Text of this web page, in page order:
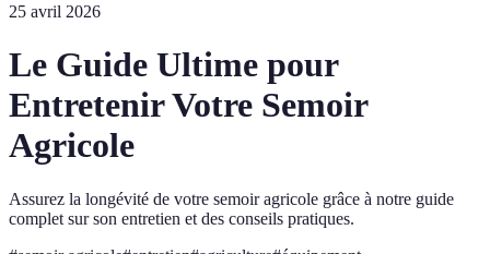
25 avril 2026
Le Guide Ultime pour
Entretenir Votre Semoir
Agricole
Assurez la longévité de votre semoir agricole grâce à notre guide
complet sur son entretien et des conseils pratiques.